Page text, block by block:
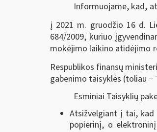
Informuojame, kad,
į 2021 m. gruodžio 16 d.
684/2009, kuriuo
mokėjimo laikino atidėjimo
Respublikos finansų
gabenimo taisyklės (toliau −
Esminiai Taisyklių
Atsižvelgiant į tai, kad
popierinį, o